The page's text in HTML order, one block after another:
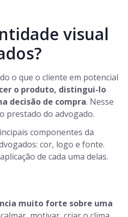
visual
o que o cliente em potencial
o produto, distingui-lo
decisão de compra. Nesse
prestado do advogado.
componentes da
cor, logo e fonte.
de cada uma delas.
muito forte sobre uma